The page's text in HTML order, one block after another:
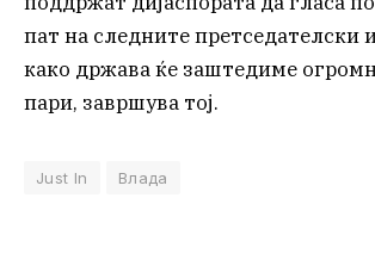
пат на следните претседателски
како држава ќе заштедиме
пари, завршува тој.
Just In Влада